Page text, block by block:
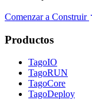
Comenzar a Construir
Productos
TagoIO
TagoRUN
TagoCore
TagoDeploy